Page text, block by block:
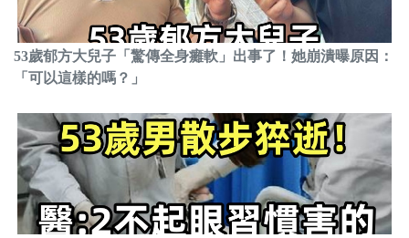
53歲郁方大兒子「驚傳全身癱軟」出事了！她崩潰曝原因：
「可以這樣的嗎？」